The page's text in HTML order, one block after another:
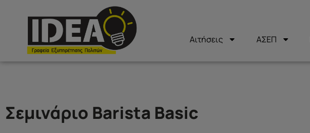
Αιτήσεις ΑΣΕΠ
Σεμινάριο Barista Basic